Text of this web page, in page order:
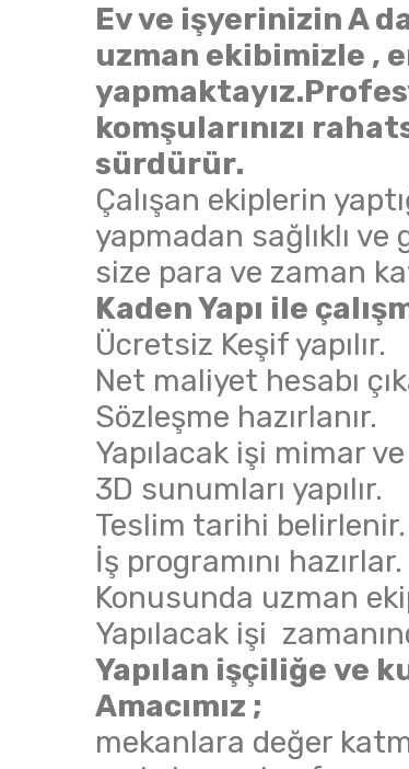
Ev ve işyerinizin A
uzman ekibimizle ,
komşularınızı
sürdürür.
Çalışan ekiplerin
yapmadan sağlıklı ve
size para ve zaman
Kaden Yapı ile
Ücretsiz Keşif yapılır.
Net maliyet hesabı
Sözleşme hazırlanır.
Yapılacak işi mimar
3D sunumları yapılır.
Teslim tarihi belirlenir.
İş programını hazırlar.
Konusunda uzman
Yapılacak işi
Yapılan işçiliğe ve
Amacımız ;
mekanlara değer